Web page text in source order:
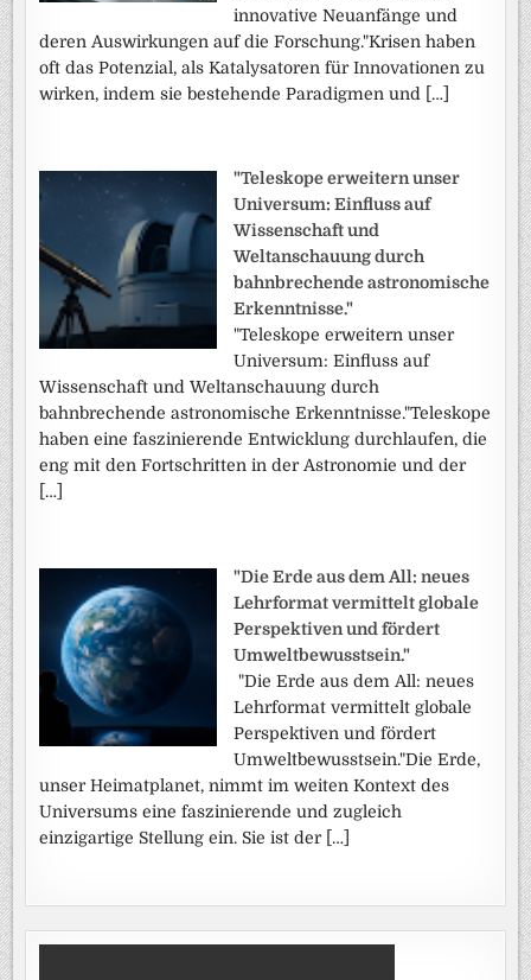
innovative Neuanfänge und
deren Auswirkungen auf die Forschung."Krisen haben
oft das Potenzial, als Katalysatoren für Innovationen zu
wirken, indem sie bestehende Paradigmen und […]
"Teleskope erweitern unser
Universum: Einfluss auf
Wissenschaft und
Weltanschauung durch
bahnbrechende astronomische
Erkenntnisse."
"Teleskope erweitern unser
Universum: Einfluss auf
Wissenschaft und Weltanschauung durch
bahnbrechende astronomische Erkenntnisse."Teleskope
haben eine faszinierende Entwicklung durchlaufen, die
eng mit den Fortschritten in der Astronomie und der
[…]
"Die Erde aus dem All: neues
Lehrformat vermittelt globale
Perspektiven und fördert
Umweltbewusstsein."
"Die Erde aus dem All: neues
Lehrformat vermittelt globale
Perspektiven und fördert
Umweltbewusstsein."Die Erde,
unser Heimatplanet, nimmt im weiten Kontext des
Universums eine faszinierende und zugleich
einzigartige Stellung ein. Sie ist der […]